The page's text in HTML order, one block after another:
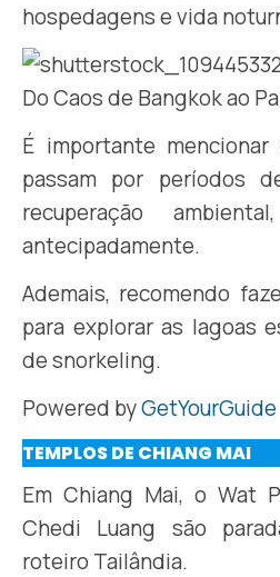
hospedagens e vida
É importante mencionar
passam por períodos
recuperação
antecipadamente.
Ademais, recomendo
para explorar as lagoas
de snorkeling.
Powered byGetYourGuide
TEMPLOS DE CHIANG MAI
Em Chiang Mai, o Wat
Chedi Luang são
roteiro Tailândia.